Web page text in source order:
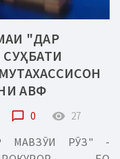
"ДАР
АВФ
chat_bubble_outline 0 remove_red_eye 27
МАВЗӮИ РӮЗ" -